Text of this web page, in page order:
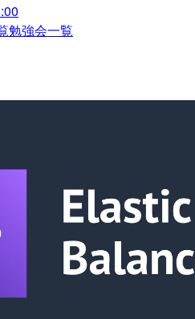
勉強会一覧